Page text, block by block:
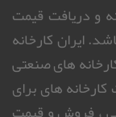
و دریافت قیمت
ایران کارخانه
های صنعتی
های برای